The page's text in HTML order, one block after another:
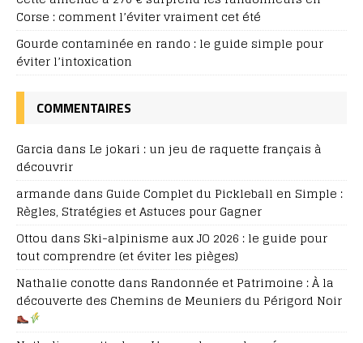
Corse : comment l’éviter vraiment cet été
Gourde contaminée en rando : le guide simple pour
éviter l’intoxication
COMMENTAIRES
Garcia dans Le jokari : un jeu de raquette français à
découvrir
armande dans Guide Complet du Pickleball en Simple :
Règles, Stratégies et Astuces pour Gagner
Ottou dans Ski-alpinisme aux JO 2026 : le guide pour
tout comprendre (et éviter les pièges)
Nathalie conotte dans Randonnée et Patrimoine : À la
découverte des Chemins de Meuniers du Périgord Noir